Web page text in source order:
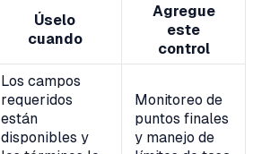
Úselo
cuando
Agregue
este
control
Los campos
requeridos
están
disponibles y
Monitoreo de
puntos finales
y manejo de